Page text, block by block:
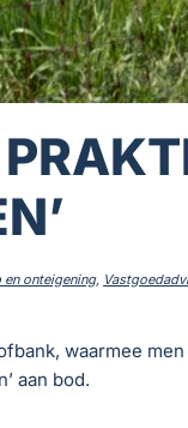
onteigening,
waarmee
aan bod.